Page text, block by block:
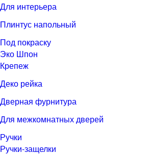
Для интерьера
Плинтус напольный
Под покраску
Эко Шпон
Крепеж
Деко рейка
Дверная фурнитура
Для межкомнатных дверей
Ручки
Ручки-защелки